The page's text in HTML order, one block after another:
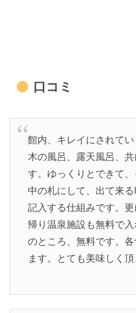
口コミ
館内、キレイにされてい
木の風呂、露天風呂、
す。ゆっくりとできて
中の札にして、出て来
記入する仕組みです。
帰り温泉施設も無料で
のところ、無料です。
ます。とても美味しく頂